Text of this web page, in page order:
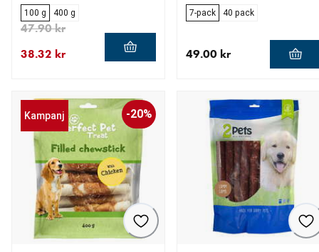
100 g 400 g
38.32 kr
47.90 kr
7-pack 40 pack
49.00 kr
Kampanj -20%